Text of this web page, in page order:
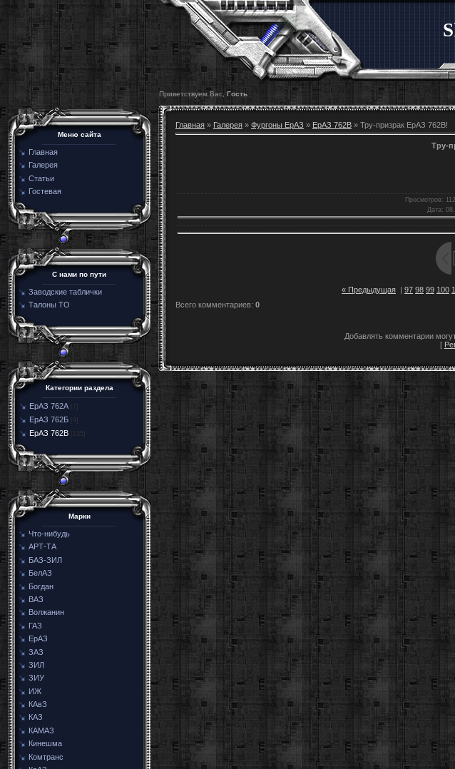
Приветствуем Вас, Гость
Меню сайта
Главная
Галерея
Статьи
Гостевая
C нами по пути
Заводские таблички
Талоны ТО
Категории раздела
ЕрАЗ 762А [7]
ЕрАЗ 762Б
ЕрАЗ 762В [135]
Марки
Что-нибудь
АРТ-ТА
БАЗ-ЗИЛ
БелАЗ
Богдан
ВАЗ
Волжанин
ГАЗ
ЕрАЗ
ЗАЗ
ЗИЛ
ЗИУ
ИЖ
КАвЗ
КАЗ
КАМАЗ
Кинешма
Комтранс
Главная » Галерея » Фургоны ЕрАЗ » ЕрАЗ 762В » Тру-призрак ЕрАЗ 762В!
Тру-
Просмотров:
Дата :
« Предыдущая | 97 98 99 100
Всего комментариев: 0
Добавлять комментарии
[